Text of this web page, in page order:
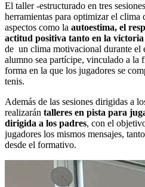
El taller -estructurado en tres
herramientas para optimizar el clima
aspectos como la autoestima, el
actitud positiva tanto en la
de un clima motivacional durante el
alumno sea partícipe, vinculado a la
forma en la que los jugadores se
tenis.
Además de las sesiones dirigidas a
realizarán talleres en pista para
dirigida a los padres, con el
jugadores los mismos mensajes,
desde el formativo.